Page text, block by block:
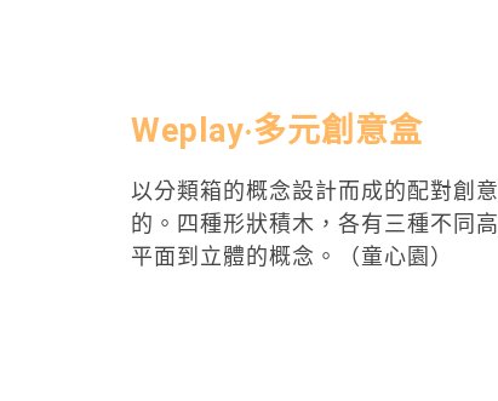
Weplay‧多元創意盒
以分類箱的概念設計而成的配對創
的。四種形狀積木，各有三種不同
平面到立體的概念。（童心園）